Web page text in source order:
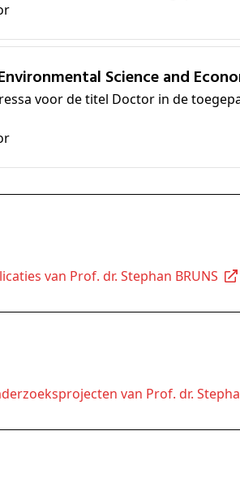
Science and
voor de titel Doctor in de
van Prof. dr. Stephan BRUNS
van Prof. dr.